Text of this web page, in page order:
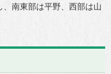
南東部は平野、西部は山